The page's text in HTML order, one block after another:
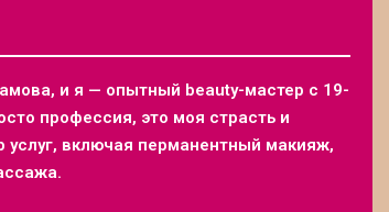
и я — опытный beauty-мастер с 19-
профессия, это моя страсть и
услуг, включая перманентный макияж,